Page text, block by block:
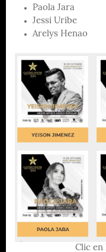
Paola Jara
Jessi Uribe
Arelys Henao
Clic en